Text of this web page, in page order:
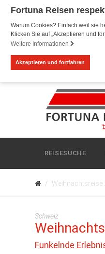
Fortuna Reisen
Warum Cookies? Einfach weil sie
Klicken Sie auf „Akzeptieren und
Weitere Informationen
Akzeptieren und fortfahren
REISESUCHE
Weihnachtsreise
Schweiz
Funkelnde